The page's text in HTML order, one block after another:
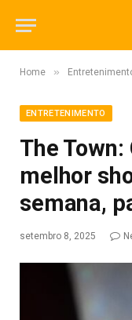
Home »
ENTRETENIMENTO
The Town:
melhor
semana,
setembro 8, 2025